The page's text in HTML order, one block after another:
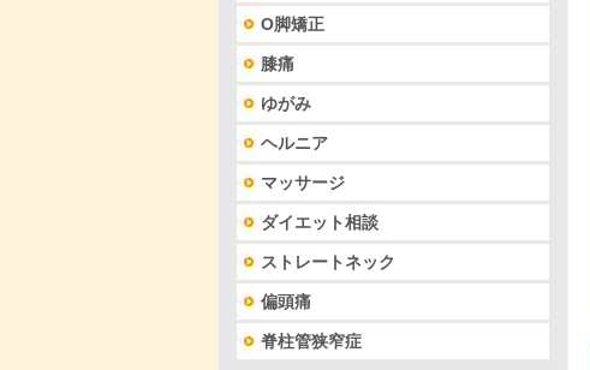
O脚矯正
膝痛
ゆがみ
ヘルニア
マッサージ
ダイエット相談
ストレートネック
偏頭痛
脊柱管狭窄症